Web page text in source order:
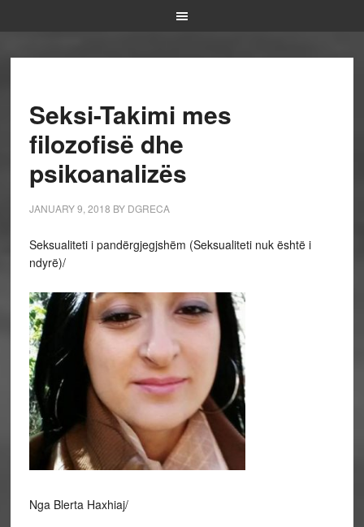
Seksi-Takimi mes
filozofisë dhe
psikoanalizës
JANUARY 9, 2018 BY DGRECA
Seksualiteti i pandërgjegjshëm (Seksualiteti nuk është i
ndyrë)/
Nga Blerta Haxhiaj/